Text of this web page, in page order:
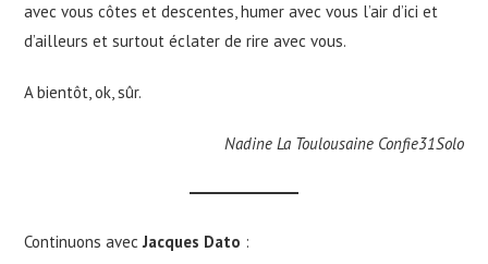
avec vous côtes et descentes, humer avec vous l’air d’ici et
d’ailleurs et surtout éclater de rire avec vous.
A bientôt, ok, sûr.
Nadine La Toulousaine Confie31Solo
Continuons avecJacques Dato :